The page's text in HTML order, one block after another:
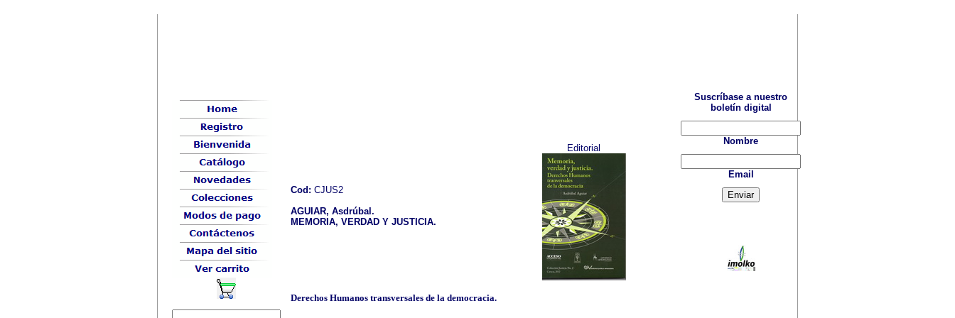
Cod: CJUS2
AGUIAR, Asdrúbal.
MEMORIA, VERDAD Y JUSTICIA.
Editorial
Derechos Humanos transversales de la democracia.
Suscríbase a nuestro
boletín digital
Nombre
Email